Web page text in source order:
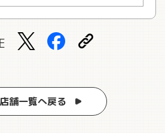
舗一覧へ戻る